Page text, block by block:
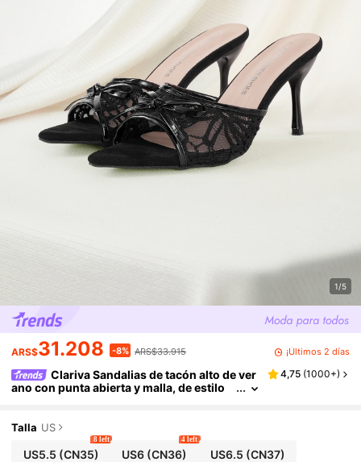
1/5
ARS$31.208 -8% ARS$33.915 ¡Últimos 2 días
Clariva Sandalias de tacón alto de ver
ano con punta abierta y malla, de estilo
atos de tacón alto para mujer, zapatos de tac
ón alto marrones para mujer
4,75 (1000+)
Talla US
US5.5 (CN35)
8 left
US6 (CN36)
4 left
US6.5 (CN37)